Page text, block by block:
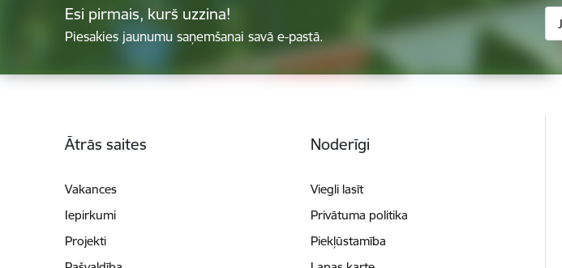
Esi pirmais, kurš uzzina!
Piesakies jaunumu saņemšanai savā e-pastā.
Ātrās saites
Vakances
Iepirkumi
Projekti
Noderīgi
Viegli lasīt
Privātuma politika
Piekļūstamība